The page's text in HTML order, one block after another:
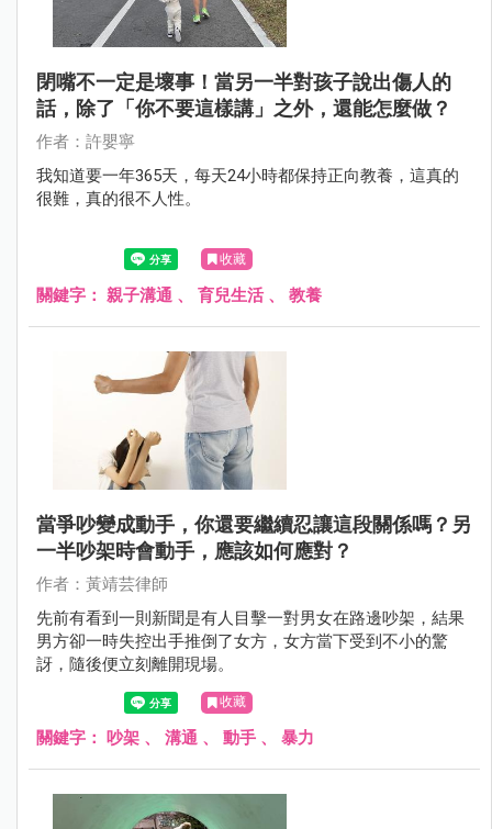
閉嘴不一定是壞事！當另一半對孩子說出傷人的
話，除了「你不要這樣講」之外，還能怎麼做？
作者：許嬰寧
我知道要一年365天，每天24小時都保持正向教養，這真的
很難，真的很不人性。
收藏
關鍵字： 親子溝通 、 育兒生活、 教養
當爭吵變成動手，你還要繼續忍讓這段關係嗎？另
一半吵架時會動手，應該如何應對？
作者：黃靖芸律師
先前有看到一則新聞是有人目擊一對男女在路邊吵架，結果
男方卻一時失控出手推倒了女方，女方當下受到不小的驚
訝，隨後便立刻離開現場。
收藏
關鍵字： 吵架 、 溝通 、 動手 、 暴力